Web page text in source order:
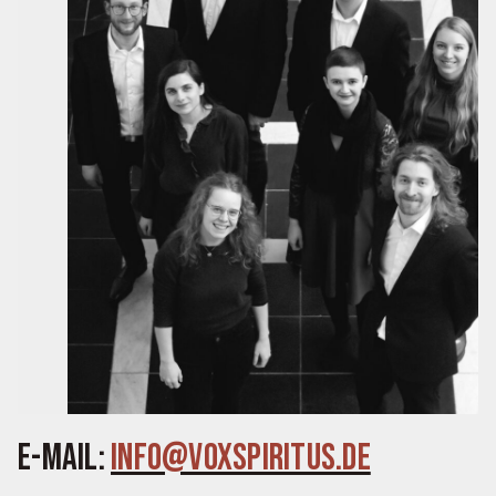
E-Mail:info@voxspiritus.de